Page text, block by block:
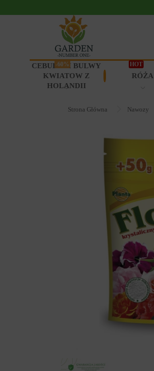
CEBULKI I BULWY
KWIATOW Z
HOLANDII
-60%
RÓŻA
HOT
Strona Główna Nawozy